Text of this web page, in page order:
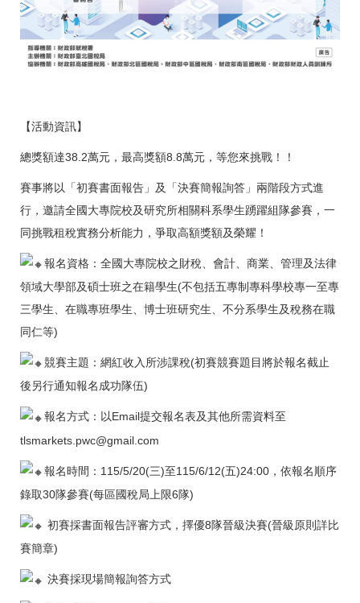
【活動資訊】
總獎額達38.2萬元，最高獎額8.8萬元，等您來挑戰！！
賽事將以「初賽書面報告」及「決賽簡報詢答」兩階段方式進
行，邀請全國大專院校及研究所相關科系學生踴躍組隊參賽，一
同挑戰租稅實務分析能力，爭取高額獎額及榮耀！
報名資格：全國大專院校之財稅、會計、商業、管理及法律
領域大學部及碩士班之在籍學生(不包括五專制專科學校專一至專
三學生、在職專班學生、博士班研究生、不分系學生及稅務在職
同仁等)
競賽主題：網紅收入所涉課稅(初賽競賽題目將於報名截止
後另行通知報名成功隊伍)
報名方式：以Email提交報名表及其他所需資料至
tlsmarkets.pwc@gmail.com
報名時間：115/5/20(三)至115/6/12(五)24:00，依報名順序
錄取30隊參賽(每區國稅局上限6隊)
初賽採書面報告評審方式，擇優8隊晉級決賽(晉級原則詳比
賽簡章)
決賽採現場簡報詢答方式